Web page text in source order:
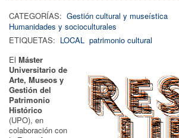
CATEGORÍAS: Gestión cultural y museística
Humanidades y socioculturales
ETIQUETAS: LOCAL
patrimonio cultural
El Máster
Universitario de
Arte, Museos y
Gestión del
Patrimonio
Histórico
(UPO), en
colaboración con